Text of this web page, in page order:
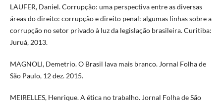
LAUFER, Daniel. Corrupção: uma perspectiva entre as diversas
áreas do direito: corrupção e direito penal: algumas linhas sobre a
corrupção no setor privado à luz da legislação brasileira. Curitiba:
Juruá, 2013.
MAGNOLI, Demetrio. O Brasil lava mais branco. Jornal Folha de
São Paulo, 12 dez. 2015.
MEIRELLES, Henrique. A ética no trabalho. Jornal Folha de São